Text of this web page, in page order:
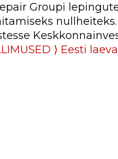
Groupi
⟩ Eesti